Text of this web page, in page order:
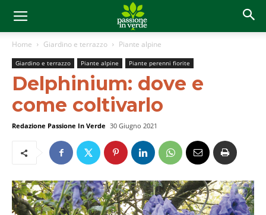
Home Giardino e terrazzo Piante alpine
Giardino e terrazzo Piante alpine Piante perenni fiorite
Delphinium: dove e
come coltivarlo
Redazione Passione In Verde 30 Giugno 2021